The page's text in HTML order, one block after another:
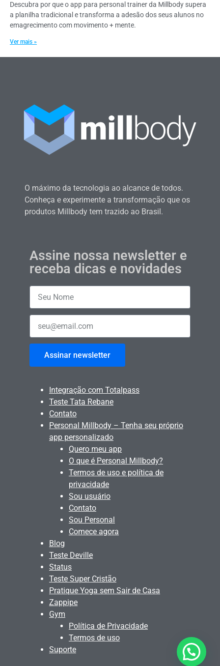
Descubra por que o app para personal trainer da Millbody supera
a planilha tradicional e transforma a adesão dos seus alunos no
emagrecimento com movimento + mente.
Ver mais »
O máximo da tecnologia ao alcance de todos.
Conheça e experimente a transformação que os
produtos Millbody tem trazido ao Brasil.
Assine nossa newsletter e
receba dicas e novidades
Assinar newsletter
Integração com Totalpass
Teste Tata Rebane
Contato
Personal Millbody – Tenha seu próprio
app personalizado
Quero meu app
O que é Personal Millbody?
Termos de uso e política de
privacidade
Sou usuário
Contato
Sou Personal
Comece agora
Blog
Teste Deville
Status
Teste Super Cristão
Pratique Yoga sem Sair de Casa
Zappipe
Gym
Política de Privacidade
Termos de uso
Suporte